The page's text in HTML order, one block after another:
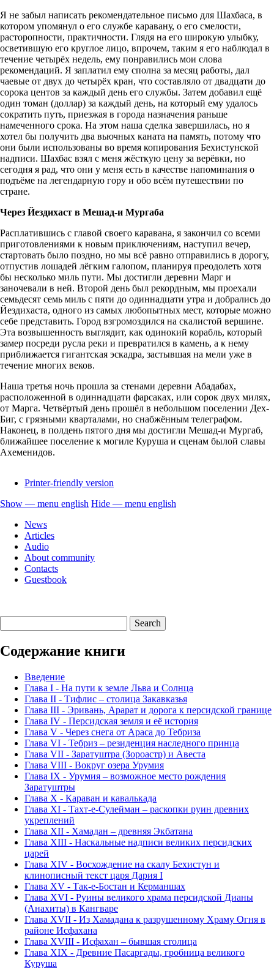
Я не забыл написать рекомендательное письмо для Шахбаса, в
котором упомянул о его службе каравану, о его смелости,
расторопности, практичности. Глядя на его широкую улыбку,
осветившую его круглое лицо, впрочем, таким я его наблюдал в
течение четырёх недель, ему понравились мои слова
рекомендаций. Я заплатил ему сполна за месяц работы, дал
чаевые от двух до четырёх кран, что составляло от двадцати до
сорока центов за каждый день его службы. Затем добавил ещё
один томан (доллар) за каждый день, на который ему удалось
сократить путь, приезжая в города назначения раньше
намеченного срока. На этом наша сделка завершилась, но я
хотел бы получить два вьючных каната на память, потому что
они были использованы во время копирования Бехистунской
надписи. Шахбас взял с меня жёсткую цену за верёвки, но
сегодня я рад, что они у меня есть в качестве напоминания о
подъёме на легендарную гору и обо всём путешествии по
стране.
Через Йездихаст в Мешад-и Мургаба
Расплатившись с главой своего каравана, я закончил со всеми
приготовлениями к новым приключениям, наступил вечер,
стартовать было поздно, но мы всё равно отправились в дорогу,
отпустив лошадей лёгким галопом, планируя преодолеть хотя
бы несколько миль пути. Мы достигли деревни Марг и
заночевали в ней. Второй день был рекордным, мы проехали
семьдесят семь миль с пяти до одиннадцати утра и добрались до
Йездихаста, одного из самых любопытных мест, которые можно
себе представить. Город взгромоздился на скалистой вершине.
Эта возвышенность выглядит, как одинокий корабль, который
замер посреди русла реки и превратился в камень, а к нему
приближается гигантская эскадра, застывшая на мели уже в
течение многих веков.
Наша третья ночь прошла за стенами деревни Абадабах,
расположенной в одиннадцати фарсаках, или сорок двух милях,
от Марга. Четвёртый день прошёл в небольшом поселении Дех-
Биг, с грязными кварталами, но снабжённым телеграфом.
Наконец, в полдень пятого дня мы достигли Мешад-и Мургаб,
ближайшее поселение к могиле Куруша и сценам былой славы
Ахеменидов.
Printer-friendly version
menu
english
Show — menu english Hide — menu english
News
Articles
Audio
About community
Contacts
Guestbook
Содержание книги
Введение
Глава I - На пути к земле Льва и Солнца
Глава II - Тифлис – столица Закавказья
Глава III - Эривань, Арарат и дорога к персидской границе
Глава IV - Персидская земля и её история
Глава V - Через снега от Араса до Тебриза
Глава VI - Тебриз – резиденция наследного принца
Глава VII - Заратуштра (Зороастр) и Авеста
Глава VIII - Вокруг озера Урумия
Глава IX - Урумия – возможное место рождения
Заратуштры
Глава X - Караван и кавалькада
Глава XI - Тахт-е-Сулейман – раскопки руин древних
укреплений
Глава XII - Хамадан – древняя Экбатана
Глава XIII - Наскальные надписи великих персидских
царей
Глава XIV - Восхождение на скалу Бехистун и
клинописный текст царя Дария I
Глава XV - Так-е-Бостан и Керманшах
Глава XVI - Руины великого храма персидской Дианы
(Анахиты) в Кангваре
Глава XVII - Из Хамадана к разрушенному Храму Огня в
районе Исфахана
Глава XVIII - Исфахан – бывшая столица
Глава XIX - Древние Пасаргады, гробница великого
Куруша